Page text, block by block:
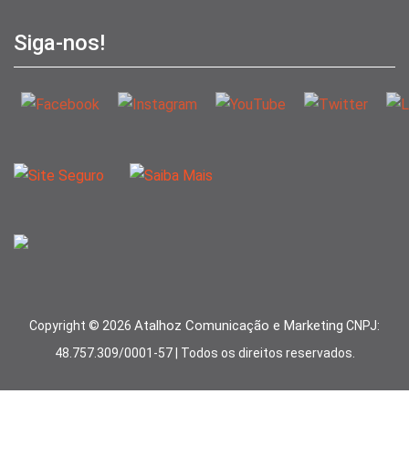
Siga-nos!
Copyright © 2026 Atalhoz Comunicação e Marketing CNPJ:
48.757.309/0001-57 | Todos os direitos reservados.